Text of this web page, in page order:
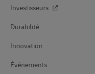
Investisseurs
Durabilité
Innovation
Événements